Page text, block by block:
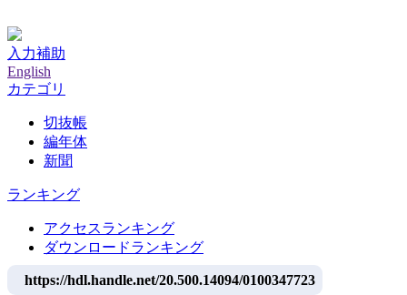
入力補助
English
カテゴリ
切抜帳
編年体
新聞
ランキング
アクセスランキング
ダウンロードランキング
https://hdl.handle.net/20.500.14094/0100347723